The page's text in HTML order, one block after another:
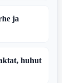
ja
huhut